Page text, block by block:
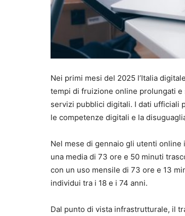
Nei primi mesi del 2025 l’Italia
tempi di fruizione online prolungati
servizi pubblici digitali. I dati ufficiali
le competenze digitali e la
Nel mese di gennaio gli utenti online
una media di 73 ore e 50 minuti
con un uso mensile di 73 ore e 13
individui tra i 18 e i 74 anni.
Dal punto di vista infrastrutturale, il